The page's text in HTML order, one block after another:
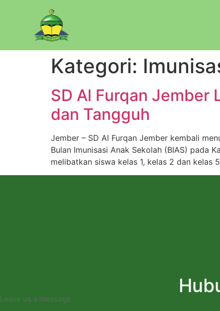
Kategori:
SD Al Furqan Jember
dan Tangguh
Jember – SD Al Furqan Jember kembali
Bulan Imunisasi Anak Sekolah (BIAS) pada
melibatkan siswa kelas 1, kelas 2 dan kelas
Leave us a message